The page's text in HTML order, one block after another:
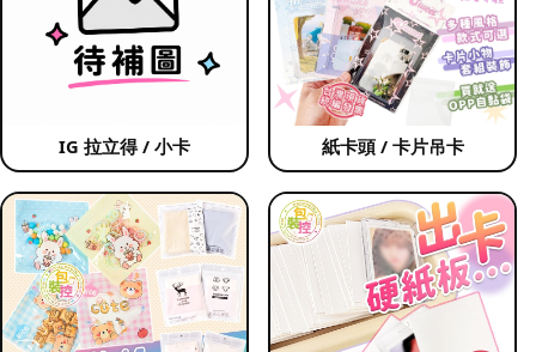
IG 拉立得 / 小卡 紙卡頭 / 卡片吊卡